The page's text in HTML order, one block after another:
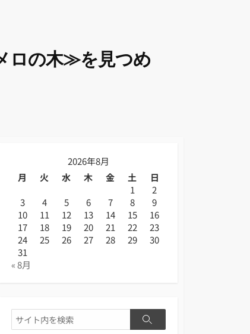
ロの木≫を見つめ
2026年8月
月
火 水 木 金 土
日
1
2
3
4 5 6 7 8
9
10
11 12 13 14 15
16
17
18 19 20 21 22
23
24
25 26 27 28 29
30
31
« 8月
検
索
検